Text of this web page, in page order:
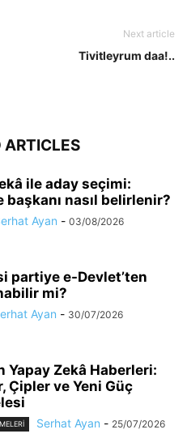
Next article
Tivitleyrum daa!..
ARTICLES
ile aday seçimi:
başkanı nasıl belirlenir?
Ayan - 03/08/2026
partiye e-Devlet’ten
mi?
Ayan - 30/07/2026
Yapay Zekâ Haberleri:
Çipler ve Yeni Güç
Serhat Ayan - 25/07/2026